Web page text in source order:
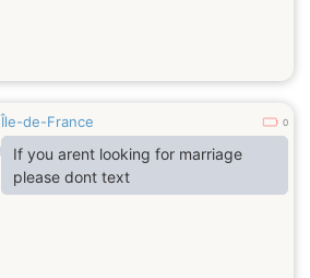
Île-de-France 0
If you arent looking for marriage
please dont text